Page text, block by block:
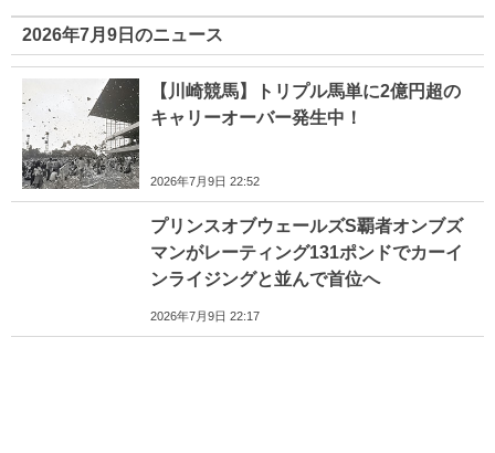
2026年7月9日のニュース
【川崎競馬】トリプル馬単に2億円超の
キャリーオーバー発生中！
2026年7月9日 22:52
プリンスオブウェールズS覇者オンブズ
マンがレーティング131ポンドでカーイ
ンライジングと並んで首位へ
2026年7月9日 22:17